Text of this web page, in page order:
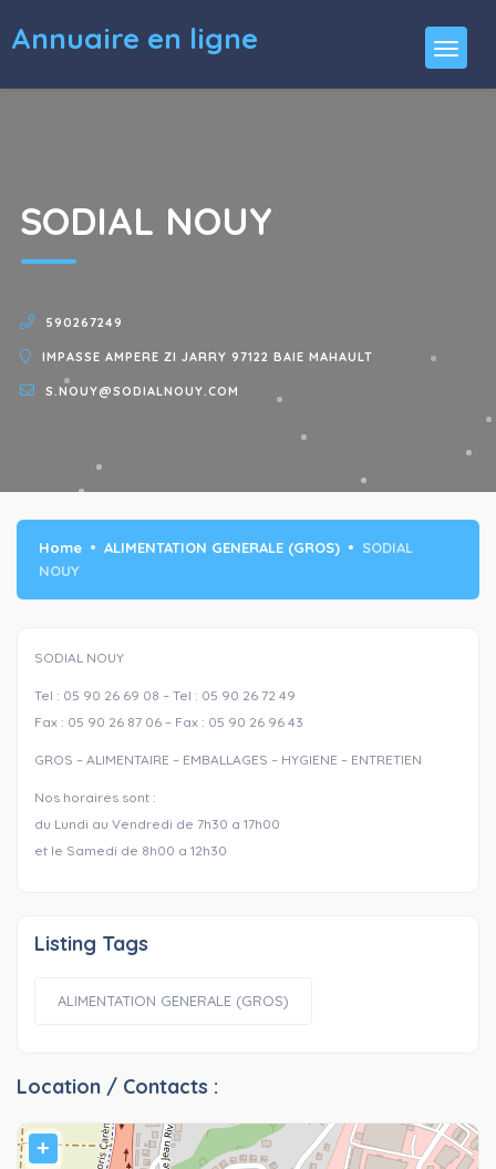
Annuaire en ligne
SODIAL NOUY
590267249
IMPASSE AMPERE ZI JARRY 97122 BAIE MAHAULT
S.NOUY@SODIALNOUY.COM
Home ALIMENTATION GENERALE (GROS)
SODIAL
NOUY
SODIAL NOUY
Tel : 05 90 26 69 08 – Tel : 05 90 26 72 49
Fax : 05 90 26 87 06 – Fax : 05 90 26 96 43
GROS – ALIMENTAIRE – EMBALLAGES – HYGIENE – ENTRETIEN
Nos horaires sont :
du Lundi au Vendredi de 7h30 a 17h00
et le Samedi de 8h00 a 12h30
Listing Tags
ALIMENTATION GENERALE (GROS)
Location / Contacts :
+